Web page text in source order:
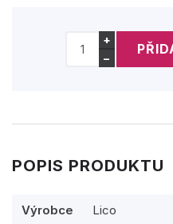
+
−
POPIS PRODUKTU
Výrobce Lico